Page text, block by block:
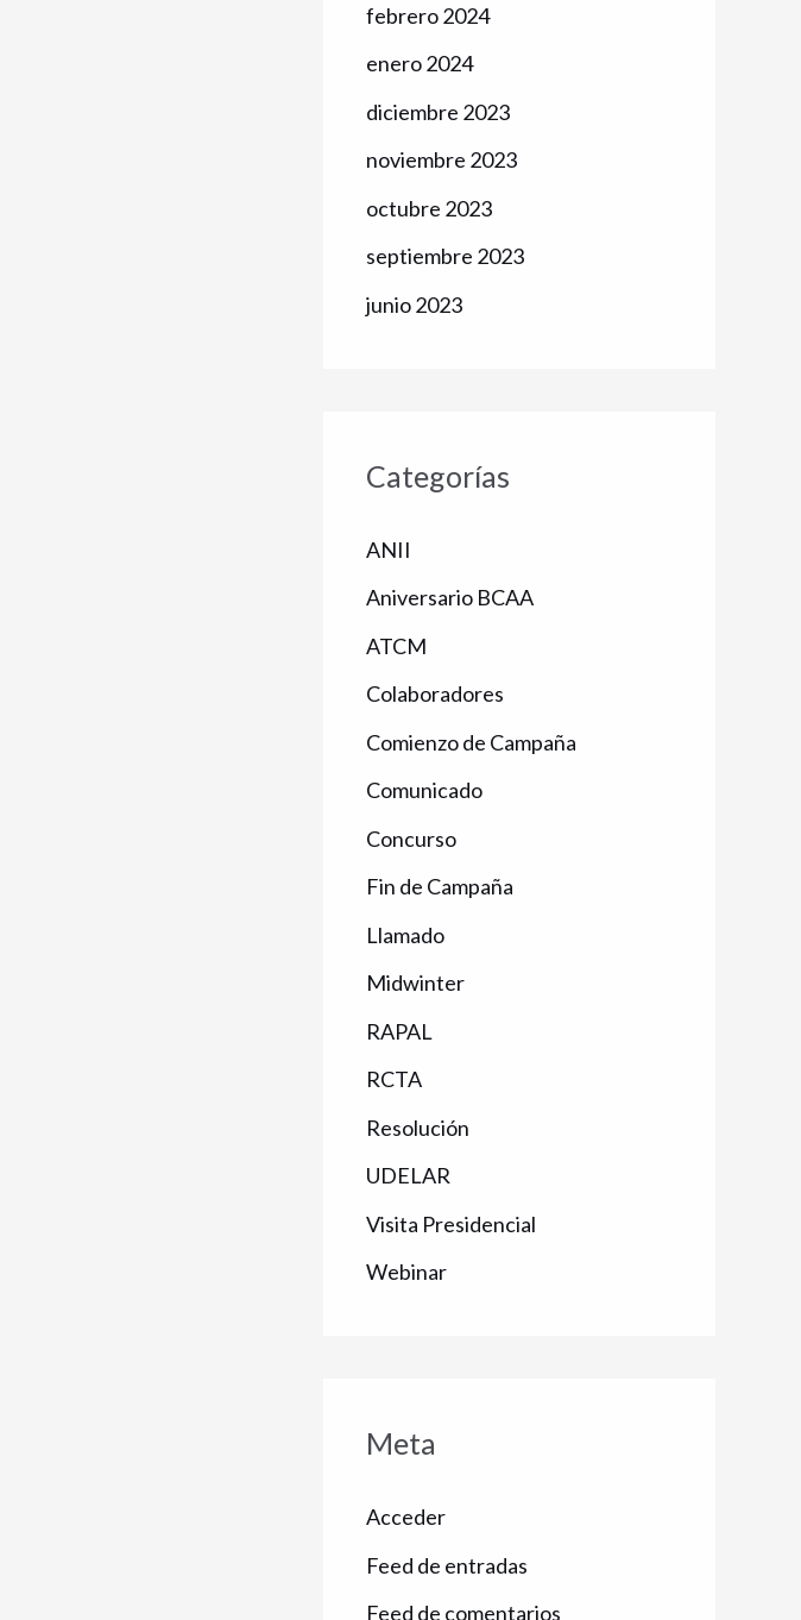
febrero 2024
enero 2024
diciembre 2023
noviembre 2023
octubre 2023
septiembre 2023
junio 2023
Categorías
ANII
Aniversario BCAA
ATCM
Colaboradores
Comienzo de Campaña
Comunicado
Concurso
Fin de Campaña
Llamado
Midwinter
RAPAL
RCTA
Resolución
UDELAR
Visita Presidencial
Webinar
Meta
Acceder
Feed de entradas
Feed de comentarios